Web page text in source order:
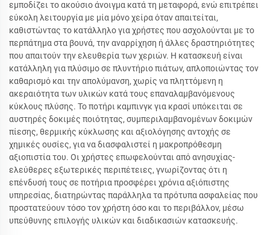
εμποδίζει το ακούσιο άνοιγμα κατά τη μεταφορά, ενώ επιτρέπει
εύκολη λειτουργία με μία μόνο χείρα όταν απαιτείται,
καθιστώντας το κατάλληλο για χρήστες που ασχολούνται με το
περπάτημα στα βουνά, την αναρρίχηση ή άλλες δραστηριότητες
που απαιτούν την ελευθερία των χεριών. Η κατασκευή είναι
κατάλληλη για πλύσιμο σε πλυντήριο πιάτων, απλοποιώντας τον
καθαρισμό και την απολύμανση, χωρίς να πληττόμενη η
ακεραιότητα των υλικών κατά τους επαναλαμβανόμενους
κύκλους πλύσης. Το ποτήρι καμπινγκ για κρασί υπόκειται σε
αυστηρές δοκιμές ποιότητας, συμπεριλαμβανομένων δοκιμών
πίεσης, θερμικής κύκλωσης και αξιολόγησης αντοχής σε
χημικές ουσίες, για να διασφαλιστεί η μακροπρόθεσμη
αξιοπιστία του. Οι χρήστες επωφελούνται από ανησυχίας-
ελεύθερες εξωτερικές περιπέτειες, γνωρίζοντας ότι η
επένδυσή τους σε ποτήρια προσφέρει χρόνια αξιόπιστης
υπηρεσίας, διατηρώντας παράλληλα τα πρότυπα ασφαλείας που
προστατεύουν τόσο τον χρήστη όσο και το περιβάλλον, μέσω
υπεύθυνης επιλογής υλικών και διαδικασιών κατασκευής.